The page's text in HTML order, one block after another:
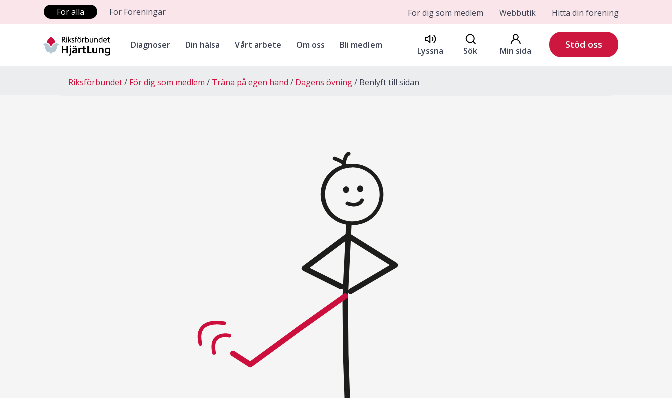
För alla För Föreningar För dig som medlem Webbutik Hitta din förening
Diagnoser Din hälsa Vårt arbete Om oss Bli medlem
Lyssna Sök Min sida
Stöd oss
Riksförbundet För dig som medlem Träna på egen hand Dagens övning Benlyft till sidan